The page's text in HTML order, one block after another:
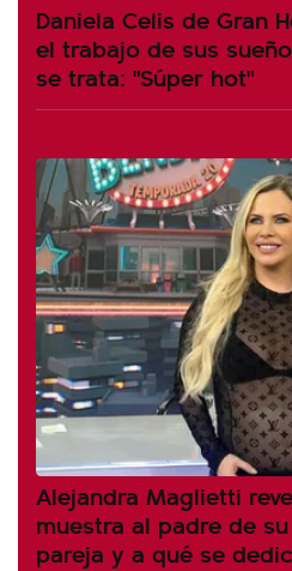
Daniela Celis de Gran
el trabajo de sus
se trata: "Súper hot"
Alejandra Maglietti
muestra al padre de
pareja y a qué se